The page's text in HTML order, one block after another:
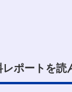
レポートを読